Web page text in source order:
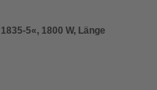
5«, 1800 W, Länge